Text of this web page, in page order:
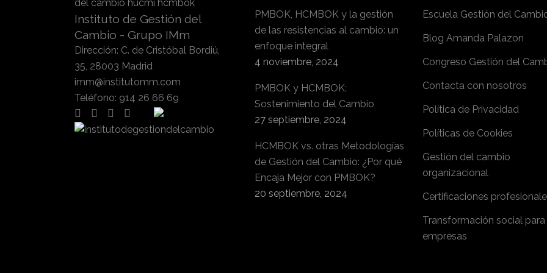
Instituto de Gestión del
Cambio - Grupo IMm
Dirección: C. de Cristóbal Bordiú,
35, 28003 Madrid
imm@institutomm.com
Teléfono: 914 26 66 69
PMBOK, HCMBOK y la gestión
de las resistencias al cambio: un
enfoque integral
4 noviembre, 2024
PMBOK y HCMBOK:
Sostenimiento del Cambio
27 septiembre, 2024
HCMBOK vs. otras Metodologías
de Gestión del Cambio: ¿Por qué
Encaja Mejor con PMBOK?
20 septiembre, 2024
Escuela Gestión del
Blog Amanda Palazon
Congreso Gestión del
Contacta con nosotros
Política de Privacidad
Políticas de Cookies
Gestión del cambio
organizacional
Certificaciones
Transformación social para
empresas